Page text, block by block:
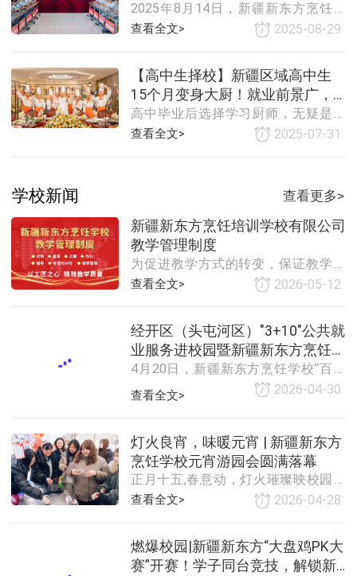
临现场致辞，
能汇报，更是学校多元化技能培养成
果的生动展现。现场细腻的基础护
验也让氛围热力满满～新疆新东方烹
饪学校领导亲临现场致辞，深入解读
本次活动“以展
2025年8月14日，新疆新东方烹饪学
校一场聚焦“双高人才计划”暨新专业发
高学历）人才方面的卓越成果与显著
优势，吸引更多优秀学子投身烹饪专
业学习，为餐饮行业输送高质量复合
型人才。活动当天，新疆新东方烹饪
学术氛围和行业权威性。活动中，学
生代表
2025-08-29
查看全文>
【高中生择校】新疆区域高中生
15个月变身大厨！就业前景广，
市场需求大，薪资待遇好！
高中毕业后选择学习厨师，无疑是为
自己的职业生涯铺设了一条充满机遇
信。烹饪不仅仅是一种技能，更是一
种生活态度。当我们能够用双手创造
出美味的食物，那种满足感会让我们
从内而外散发出一种迷人的自信。这
种自信不仅体现在我们的言谈举止
中，更融入了我们的生活态度和价值
们带来丰厚的回报。
2025-07-31
查看全文>
学校新闻
查看更多>
新疆新东方烹饪培训学校有限公司
教学管理制度
为促进教学方式的转变，保证教学质
量的提高，使课堂教学有序、民主、
维目标，特制定教学管理制度。一、
计划1、学期初，教研组长要组织教师
学习本专业的课程标准，系统地研究
本专业教材的特点，认真分析学情和
现有的教学资源，在此基础上实施各
强的操作性，开篇要对教材及教学活
动进行总体的分析设计。措施要具
体、严谨、实用
2026-05-12
查看全文>
经开区（头屯河区）"3+10"公共就
业服务进校园暨新疆新东方烹饪学
校人才双选会+校企签约仪式圆满
举行
4月20日，新疆新东方烹饪学校“百企
千岗・职通未来”2026 春季大型人才双
选会暨校企签约仪式盛大举行！政府
表、全校师生及媒体达人齐聚现场，
共同见证技能就业高光时刻，为学子
未来保驾护航！本次活动紧扣国家“技
能照亮前程”计划，以 “深化产教融
合、精准对接就业” 为核心，搭建企业
校就能对接优质岗位，让企业精准选
聘技能人才，真正实现校企共赢
2026-04-30
查看全文>
灯火良宵，味暖元宵 | 新疆新东方
烹饪学校元宵游园会圆满落幕
正月十五,春意动，灯火璀璨映校园。
为传承中华传统节日文化，丰富学子
园会。全校师生齐聚一堂，在欢声笑
语中猜灯谜、品美食、玩游戏，沉浸
2026-04-28
查看全文>
燃爆校园|新疆新东方“大盘鸡PK大
赛”开赛！学子同台竞技，解锁新